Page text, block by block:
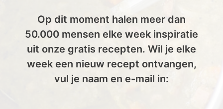
Op dit moment halen meer dan
50.000 mensen elke week inspiratie
uit onze gratis recepten. Wil je elke
week een nieuw recept ontvangen,
vul je naam en e-mail in: